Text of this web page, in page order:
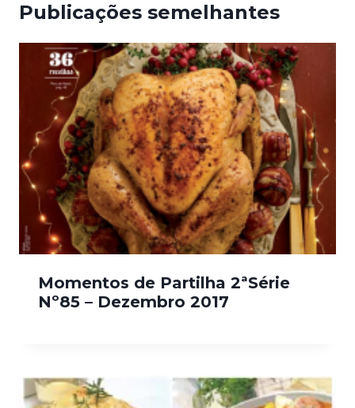
Publicações semelhantes
Momentos de Partilha 2ªSérie
Nº85 – Dezembro 2017